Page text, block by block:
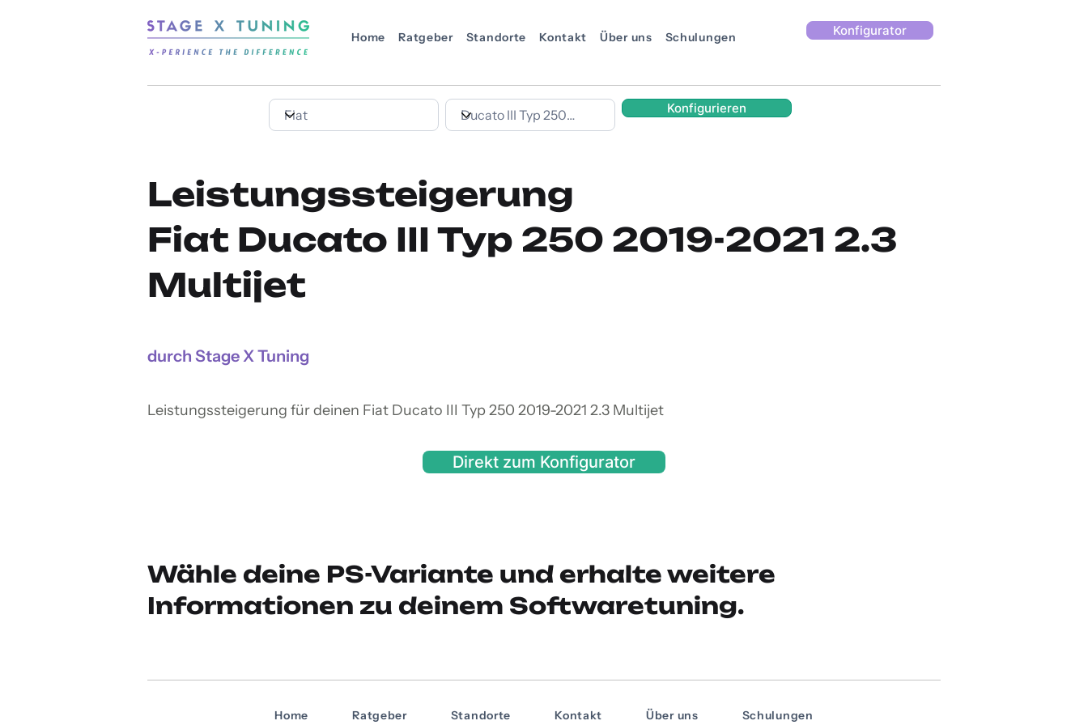
Home Ratgeber Standorte Kontakt Über uns Schulungen Konfigurator
Konfigurieren
Leistungssteigerung
Fiat Ducato III Typ 250 2019-2021 2.3
Multijet
durch Stage X Tuning
Leistungssteigerung für deinen Fiat Ducato III Typ 250 2019-2021 2.3 Multijet
Direkt zum Konfigurator
Wähle deine PS-Variante und erhalte weitere
Informationen zu deinem Softwaretuning.
Home Ratgeber Standorte Kontakt Über uns Schulungen